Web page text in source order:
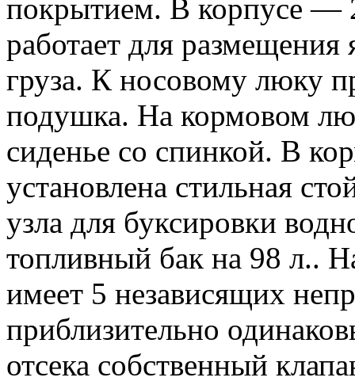
покрытием. В корпусе —
работает для размещения
груза. К носовому люку
подушка. На кормовом
сиденье со спинкой. В
установлена стильная
узла для буксировки
топливный бак на 98 л..
имеет 5 независящих
приблизительно
отсека собственный